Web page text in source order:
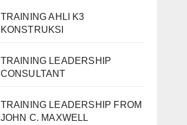
TRAINING AHLI K3
KONSTRUKSI
TRAINING LEADERSHIP
CONSULTANT
TRAINING LEADERSHIP FROM
JOHN C. MAXWELL